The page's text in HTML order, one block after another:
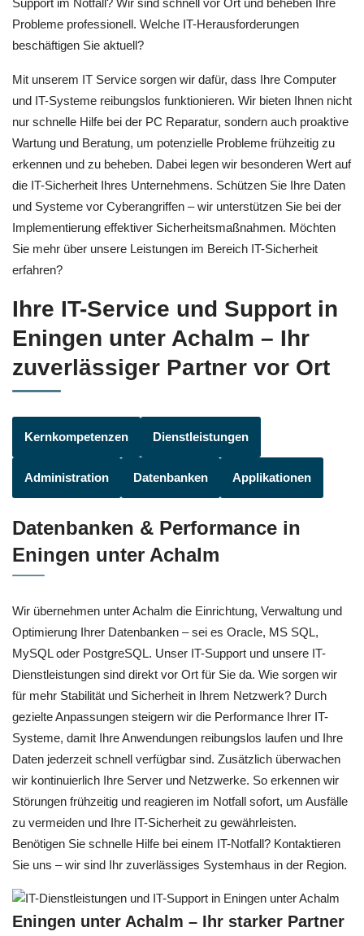
Probleme professionell. Welche IT-Herausforderungen
beschäftigen Sie aktuell?
Mit unserem IT Service sorgen wir dafür, dass Ihre Computer
und IT-Systeme reibungslos funktionieren. Wir bieten Ihnen nicht
nur schnelle Hilfe bei der PC Reparatur, sondern auch proaktive
Wartung und Beratung, um potenzielle Probleme frühzeitig zu
erkennen und zu beheben. Dabei legen wir besonderen Wert auf
die IT-Sicherheit Ihres Unternehmens. Schützen Sie Ihre Daten
und Systeme vor Cyberangriffen – wir unterstützen Sie bei der
Implementierung effektiver Sicherheitsmaßnahmen. Möchten
Sie mehr über unsere Leistungen im Bereich IT-Sicherheit
erfahren?
Ihre IT-Service und Support in
Eningen unter Achalm – Ihr
zuverlässiger Partner vor Ort
Kernkompetenzen Dienstleistungen
Administration Datenbanken Applikationen
Datenbanken & Performance in
Eningen unter Achalm
Wir übernehmen unter Achalm die Einrichtung, Verwaltung und
Optimierung Ihrer Datenbanken – sei es Oracle, MS SQL,
MySQL oder PostgreSQL. Unser IT-Support und unsere IT-
Dienstleistungen sind direkt vor Ort für Sie da. Wie sorgen wir
für mehr Stabilität und Sicherheit in Ihrem Netzwerk? Durch
gezielte Anpassungen steigern wir die Performance Ihrer IT-
Systeme, damit Ihre Anwendungen reibungslos laufen und Ihre
Daten jederzeit schnell verfügbar sind. Zusätzlich überwachen
wir kontinuierlich Ihre Server und Netzwerke. So erkennen wir
Störungen frühzeitig und reagieren im Notfall sofort, um Ausfälle
zu vermeiden und Ihre IT-Sicherheit zu gewährleisten.
Benötigen Sie schnelle Hilfe bei einem IT-Notfall? Kontaktieren
Sie uns – wir sind Ihr zuverlässiges Systemhaus in der Region.
Eningen unter Achalm – Ihr starker Partner